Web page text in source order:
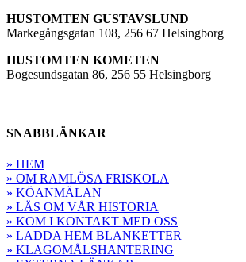
HUSTOMTEN GUSTAVSLUND
Markegångsgatan 108, 256 67 Helsingborg
HUSTOMTEN KOMETEN
Bogesundsgatan 86, 256 55 Helsingborg
SNABBLÄNKAR
» HEM
» OM RAMLÖSA FRISKOLA
» KÖANMÄLAN
» LÄS OM VÅR HISTORIA
» KOM I KONTAKT MED OSS
» LADDA HEM BLANKETTER
» KLAGOMÅLSHANTERING